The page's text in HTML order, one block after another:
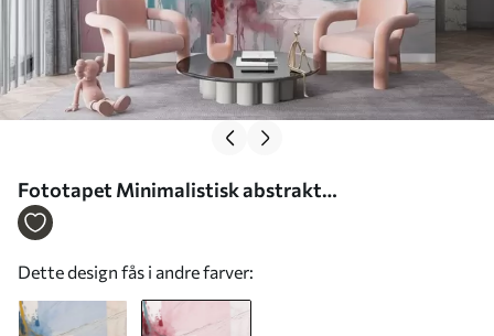
Fototapet Minimalistisk abstrakt
kunstkomposition med dristige penselstrøg af
Dette design fås i andre farver: